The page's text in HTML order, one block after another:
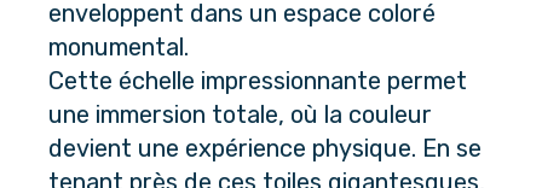
enveloppent dans un espace coloré
monumental.
Cette échelle impressionnante permet
une immersion totale, où la couleur
devient une expérience physique. En se
tenant près de ces toiles gigantesques,